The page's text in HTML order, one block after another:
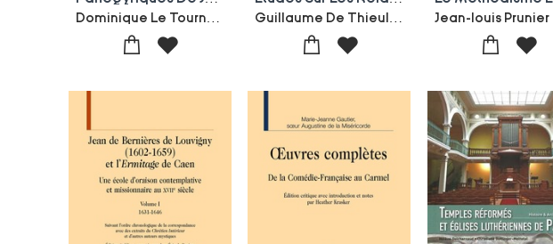
Jean-louis Prunier